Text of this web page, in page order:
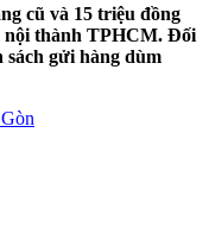
cũ và 15 triệu đồng
nội thành TPHCM. Đối
sách gửi hàng dùm